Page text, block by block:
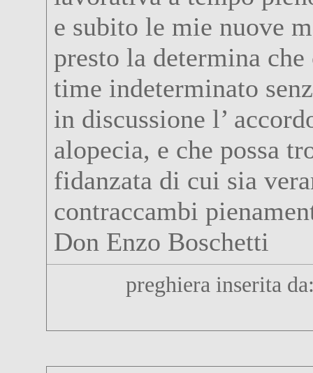
e subito le mie nuove
presto la determina
time indeterminato
in discussione l’
alopecia, e che possa
fidanzata di cui sia
contraccambi
Don Enzo Boschetti
preghiera inserita